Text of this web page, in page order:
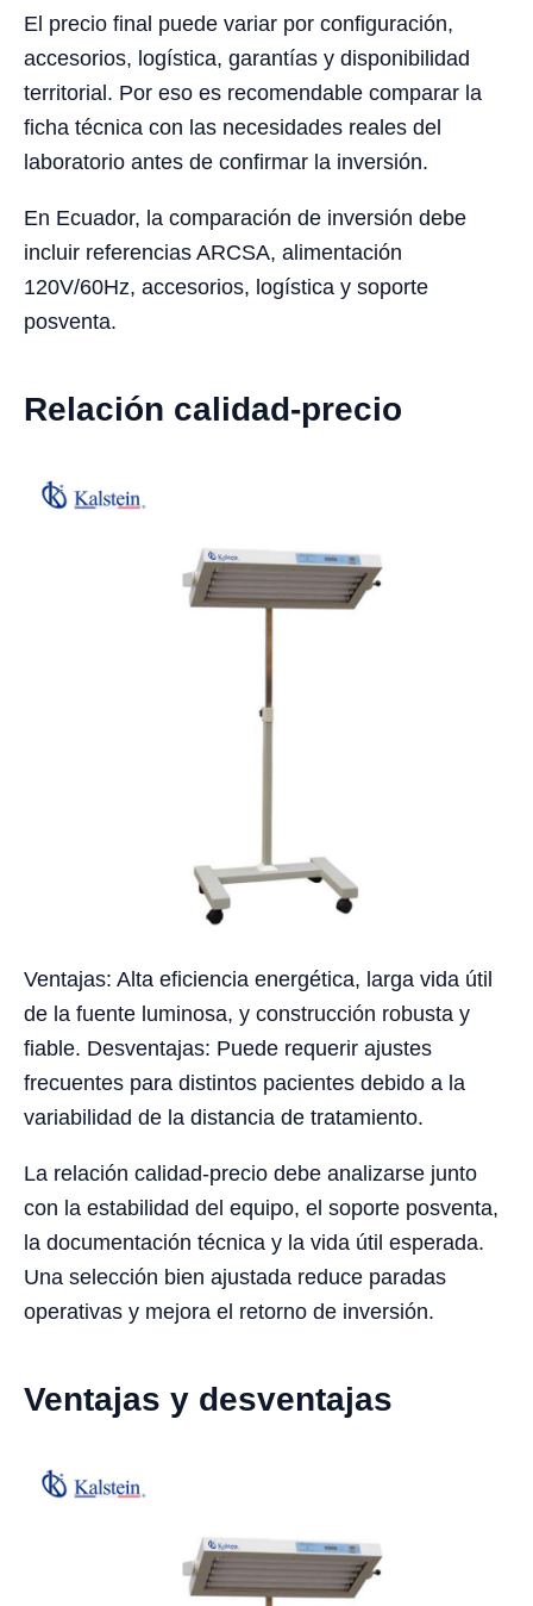
El precio final puede variar por configuración,
accesorios, logística, garantías y disponibilidad
territorial. Por eso es recomendable comparar la
ficha técnica con las necesidades reales del
laboratorio antes de confirmar la inversión.
En Ecuador, la comparación de inversión debe
incluir referencias ARCSA, alimentación
120V/60Hz, accesorios, logística y soporte
posventa.
Relación calidad-precio
Ventajas: Alta eficiencia energética, larga vida útil
de la fuente luminosa, y construcción robusta y
fiable. Desventajas: Puede requerir ajustes
frecuentes para distintos pacientes debido a la
variabilidad de la distancia de tratamiento.
La relación calidad-precio debe analizarse junto
con la estabilidad del equipo, el soporte posventa,
la documentación técnica y la vida útil esperada.
Una selección bien ajustada reduce paradas
operativas y mejora el retorno de inversión.
Ventajas y desventajas